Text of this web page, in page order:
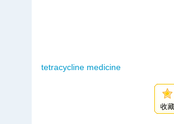
tetracycline medicine
收